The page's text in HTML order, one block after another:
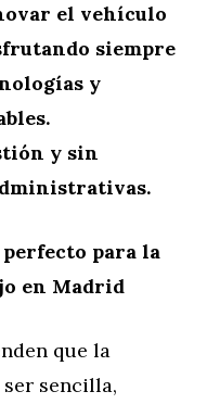
el vehículo
siempre
y
y sin
para la
en Madrid
que la
sencilla,